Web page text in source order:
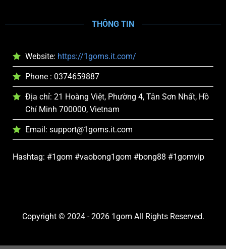
THÔNG TIN
Website: https://1goms.it.com/
Phone : 0374659887
Địa chỉ: 21 Hoàng Việt, Phường 4, Tân Sơn Nhất, Hồ
Chí Minh 700000, Vietnam
Email: support@1goms.it.com
Hashtag: #1gom #vaobong1gom #bong88 #1gomvip
Copyright © 2024 - 2026 1gom All Rights Reserved.